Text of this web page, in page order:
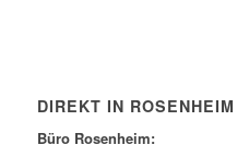
DIREKT IN ROSENHEIM
Büro Rosenheim: